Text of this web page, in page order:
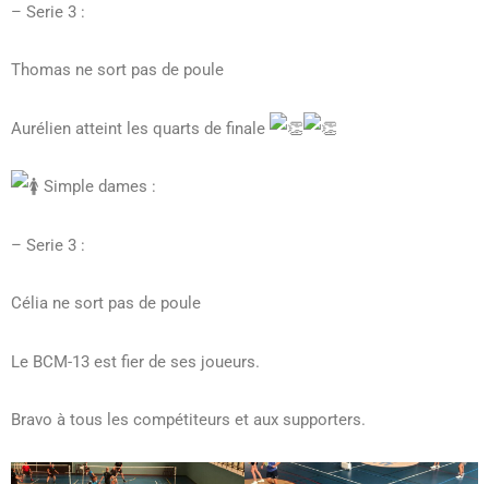
– Serie 3 :
Thomas ne sort pas de poule
Aurélien atteint les quarts de finale
Simple dames :
– Serie 3 :
Célia ne sort pas de poule
Le BCM-13 est fier de ses joueurs.
Bravo à tous les compétiteurs et aux supporters.